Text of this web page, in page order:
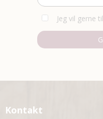
Jeg vil gerne
Kontakt